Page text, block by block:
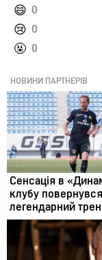
️😄 0
️😢 0
️🤬 0